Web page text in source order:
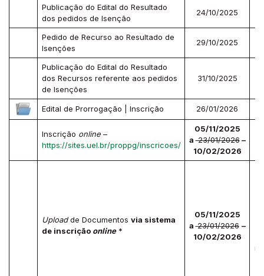
Publicação do Edital do Resultado
dos pedidos de Isenção
24/10/2025
Pedido de Recurso ao Resultado de
Isenções
29/10/2025
Publicação do Edital do Resultado
dos Recursos referente aos pedidos
de Isenções
31/10/2025
Edital de Prorrogação | Inscrição 26/01/2026
Inscrição online–
https://sites.uel.br/proppg/inscricoes/
05/11/2025
a23/01/2026 –
10/02/2026
Uploadde Documentos via sistema
de inscrição online*
05/11/2025
a23/01/2026 –
10/02/2026